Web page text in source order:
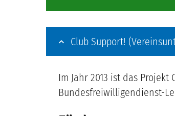
Club Support!
Im Jahr 2013 ist das
Bundesfreiwilligendienst-